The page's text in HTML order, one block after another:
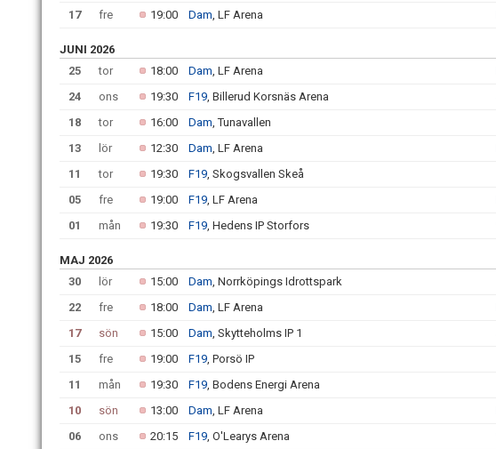
17
fre 19:00 Dam, LF Arena
JUNI 2026
25
tor 18:00 Dam, LF Arena
24
ons 19:30 F19, Billerud Korsnäs Arena
18
tor 16:00 Dam, Tunavallen
13
lör 12:30 Dam, LF Arena
11
tor 19:30 F19, Skogsvallen Skeå
05
fre 19:00 F19, LF Arena
01
mån 19:30 F19, Hedens IP Storfors
MAJ 2026
30
lör 15:00 Dam, Norrköpings Idrottspark
22
fre 18:00 Dam, LF Arena
17
sön 15:00 Dam, Skytteholms IP 1
15
fre 19:00 F19, Porsö IP
11
mån 19:30 F19, Bodens Energi Arena
10
sön 13:00 Dam, LF Arena
06
ons 20:15 F19, O'Learys Arena